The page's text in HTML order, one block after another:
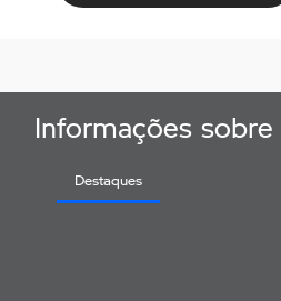
Informações
Destaques